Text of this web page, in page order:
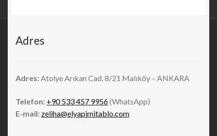
Adres
Adres:Atolye Arıkan Cad. 8/21 Malıköy – ANKARA
Telefon: +90 533 457 9956(WhatsApp)
E-mail: zeliha@elyapimitablo.com